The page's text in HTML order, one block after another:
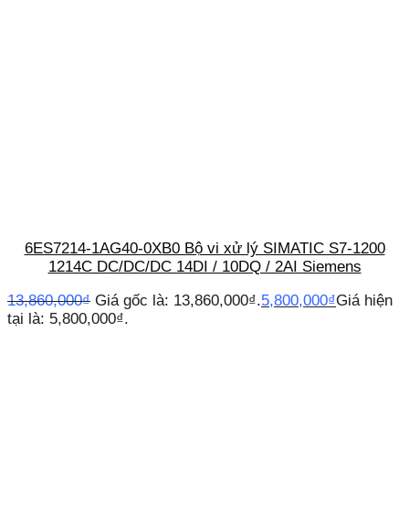
6ES7214-1AG40-0XB0 Bộ vi xử lý SIMATIC S7-1200
1214C DC/DC/DC 14DI / 10DQ / 2AI Siemens
13,860,000₫ Giá gốc là: 13,860,000₫.5,800,000₫Giá hiện
tại là: 5,800,000₫.